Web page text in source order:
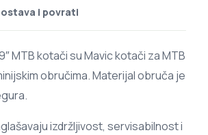
i povrati
MTB kotači su Mavic kotači za MTB
obručima. Materijal obruča je
izdržljivost, servisabilnost i